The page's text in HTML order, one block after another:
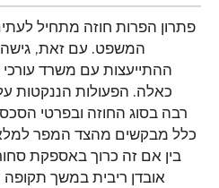
פתרון הפרות חוזה מתחיל
המשפט. עם זאת, גישה
ההתייעצות עם משרד עורכי
כאלה. הפעולות הננקטות על
רבה בסוג החוזה ובפרטי
כלל מבקשים מהצד המפר למלא
בין אם זה כרוך באספקת
אובדן ריבית במשך